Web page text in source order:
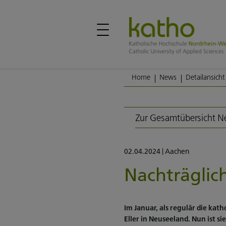
Home News Detailansicht
Zur Gesamtübersicht
02.04.2024 | Aachen
Im Januar, als regulär die
Eller in Neuseeland. Nun ist